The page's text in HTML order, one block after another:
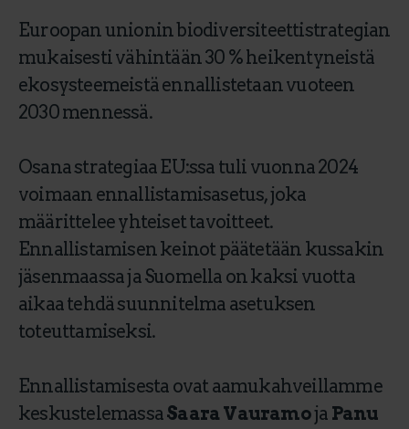
Euroopan unionin biodiversiteettistrategian
mukaisesti vähintään 30 % heikentyneistä
ekosysteemeistä ennallistetaan vuoteen
2030 mennessä.
Osana strategiaa EU:ssa tuli vuonna 2024
voimaan ennallistamisasetus, joka
määrittelee yhteiset tavoitteet.
Ennallistamisen keinot päätetään kussakin
jäsenmaassa ja Suomella on kaksi vuotta
aikaa tehdä suunnitelma asetuksen
toteuttamiseksi.
Ennallistamisesta ovat aamukahveillamme
keskustelemassaSaara Vauramoja Panu